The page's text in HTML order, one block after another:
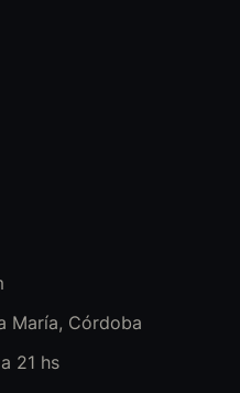
María, Córdoba
21 hs